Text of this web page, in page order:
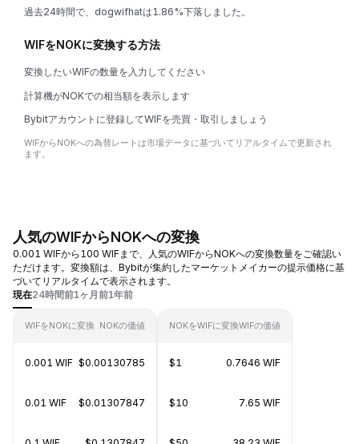
過去24時間で、dogwifhatは1.86%下落しました。
WIFをNOKに変換する方法
変換したいWIFの数量を入力してください
計算機がNOKでの相当額を表示します
Bybitアカウントに登録してWIFを売買・取引しましょう
WIFからNOKへの為替レートは市場データに基づいてリアルタイムで更新され
ます。
人気のWIFからNOKへの変換
0.001 WIFから100 WIFまで、人気のWIFからNOKへの変換数量をご確認い
ただけます。変換額は、Bybitが集約したマーケットメイカーの提示価格に基
づいてリアルタイムで表示されます。
現在24時間前1ヶ月前1年前
WIFをNOKに変換 NOKの価値
0.001 WIF $0.00130785
0.01 WIF $0.01307847
NOKをWIFに変換WIFの価値
$1 0.7646 WIF
$10 7.65 WIF